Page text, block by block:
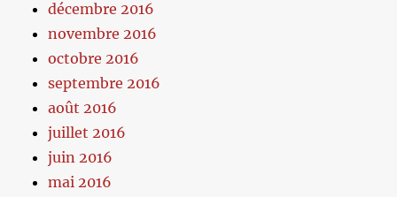
décembre 2016
novembre 2016
octobre 2016
septembre 2016
août 2016
juillet 2016
juin 2016
mai 2016